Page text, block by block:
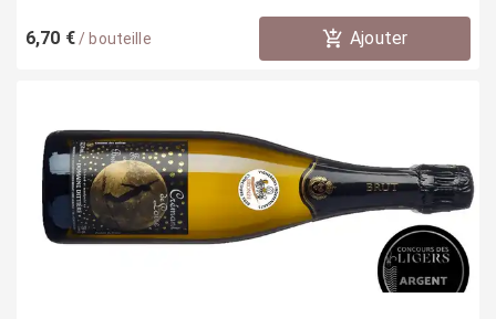
6,70 €/ bouteille Ajouter